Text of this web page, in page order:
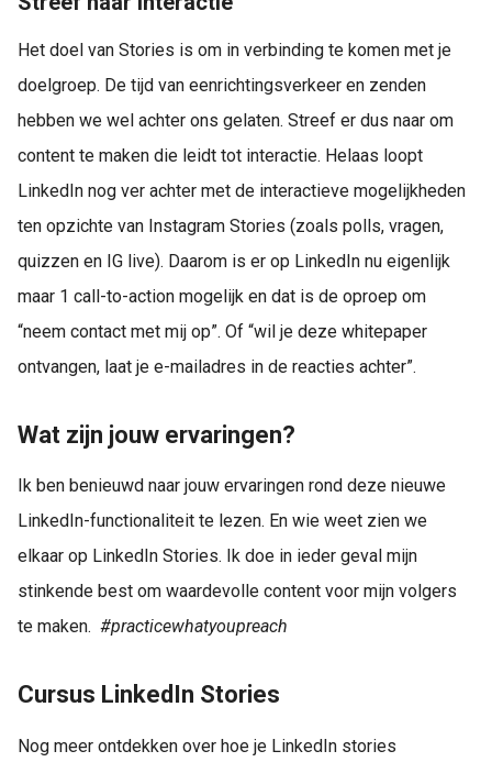
Het doel van Stories is om in verbinding te komen met je
doelgroep. De tijd van eenrichtingsverkeer en zenden
hebben we wel achter ons gelaten. Streef er dus naar om
content te maken die leidt tot interactie. Helaas loopt
LinkedIn nog ver achter met de interactieve mogelijkheden
ten opzichte van Instagram Stories (zoals polls, vragen,
quizzen en IG live). Daarom is er op LinkedIn nu eigenlijk
maar 1 call-to-action mogelijk en dat is de oproep om
“neem contact met mij op”. Of “wil je deze whitepaper
ontvangen, laat je e-mailadres in de reacties achter”.
Wat zijn jouw ervaringen?
Ik ben benieuwd naar jouw ervaringen rond deze nieuwe
LinkedIn-functionaliteit te lezen. En wie weet zien we
elkaar op LinkedIn Stories. Ik doe in ieder geval mijn
stinkende best om waardevolle content voor mijn volgers
te maken. #practicewhatyoupreach
Cursus LinkedIn Stories
Nog meer ontdekken over hoe je LinkedIn stories